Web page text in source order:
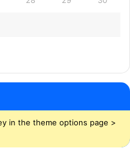
in the theme options page >